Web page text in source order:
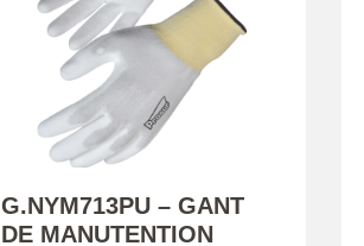
G.NYM713PU – GANT
DE MANUTENTION